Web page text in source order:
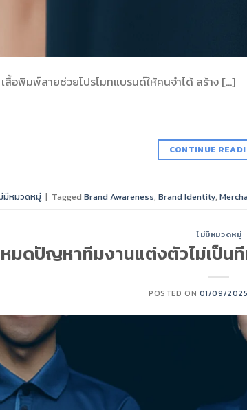
สื้อพิมพ์ลายช่วยโปรโมทแบรนด์ให้คนจำได้ สร้าง […]
CONTINUE
มีหมวดหมู่ | Tagged Brand Awareness, Brand Identity,
ไม่มีหมวดหมู่
หมดปัญหาทีมงานแต่งตัวไม่เป็น
POSTED ON 01/09/2025